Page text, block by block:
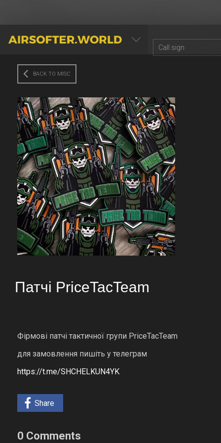
AIRSOFTER.WORLD
BACK TO MISC
Патчі PriceTacTeam
Фірмові патчі тактичної групи PriceTacTeam
для замовлення пишіть у телеграм
https://t.me/SHCHELKUN4YK
Share
0 Comments